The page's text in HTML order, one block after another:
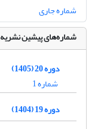
شماره جاری
شماره‌های پیشین نشریه
دوره 20 (1405)
شماره 1
دوره 19 (1404)